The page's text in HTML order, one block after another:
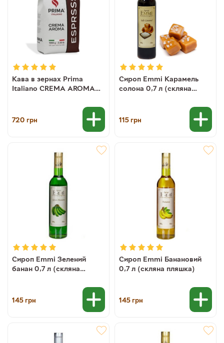
Кава в зернах Prima
Italiano CREMA AROMA
720 грн
Сироп Emmi Карамель
солона 0,7 л (скляна
115грн
Сироп Emmi Зелений
банан 0,7 л (скляна
145грн
Сироп Emmi Банановий
0,7 л (скляна пляшка)
145грн